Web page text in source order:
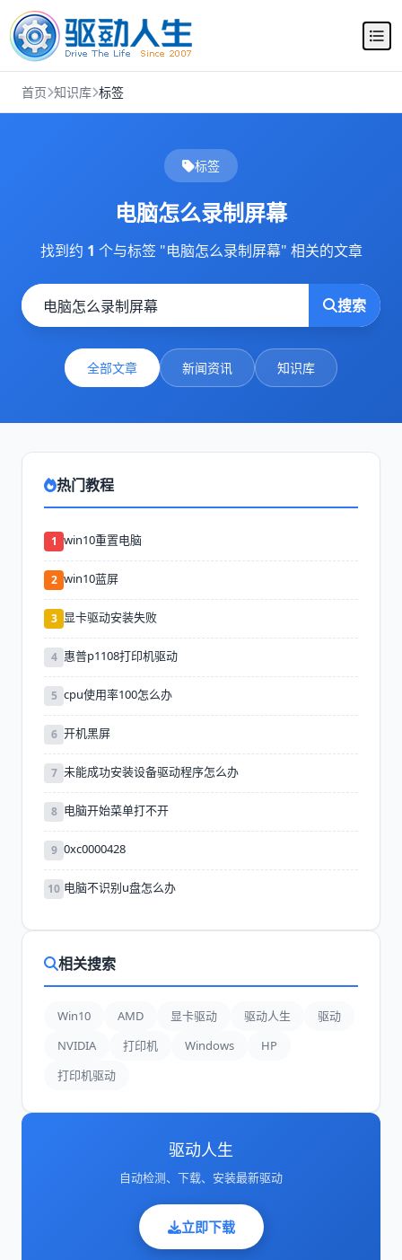
首页 知识库 标签
标签
电脑怎么录制屏幕
找到约 1 个与标签 "电脑怎么录制屏幕" 相关的文章
搜索
全部文章 新闻资讯 知识库
热门教程
1 win10重置电脑
2 win10蓝屏
3 显卡驱动安装失败
4 惠普p1108打印机驱动
5 cpu使用率100怎么办
6 开机黑屏
7 未能成功安装设备驱动程序怎么办
8 电脑开始菜单打不开
9 0xc0000428
10 电脑不识别u盘怎么办
相关搜索
Win10 AMD 显卡驱动 驱动人生
驱动
NVIDIA
打印机 Windows
HP
打印机驱动
驱动人生
自动检测、下载、安装最新驱动
立即下载